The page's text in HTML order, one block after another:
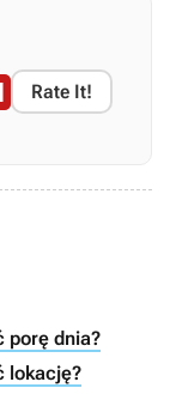
Rate It!
porę dnia?
lokację?